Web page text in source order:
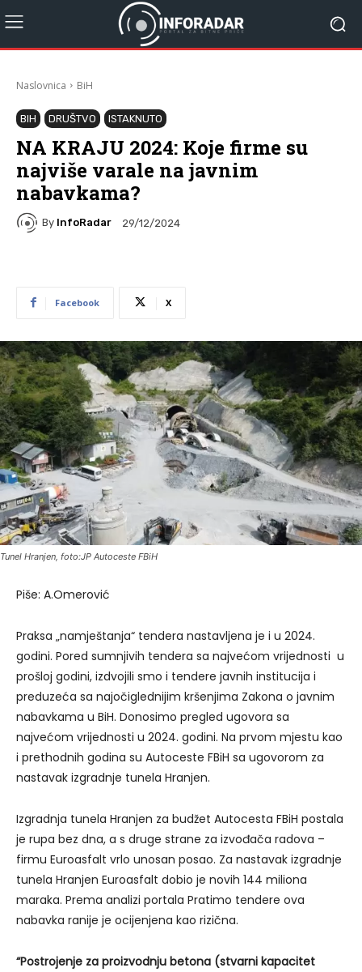
Naslovnica BiH
BIH DRUŠTVO ISTAKNUTO
NA KRAJU 2024: Koje firme su
najviše varale na javnim
nabavkama?
By InfoRadar 29/12/2024
Facebook X
Tunel Hranjen, foto:JP Autoceste FBiH
Piše: A.Omerović
Praksa „namještanja“ tendera nastavljena je i u 2024.
godini. Pored sumnjivih tendera sa najvećom vrijednosti u
prošloj godini, izdvojili smo i tendere javnih institucija i
preduzeća sa najočiglednijim kršenjima Zakona o javnim
nabavkama u BiH. Donosimo pregled ugovora sa
najvećom vrijednosti u 2024. godini. Na prvom mjestu kao
i prethodnih godina su Autoceste FBiH sa ugovorom za
nastavak izgradnje tunela Hranjen.
Izgradnja tunela Hranjen za budžet Autocesta FBiH postala
je rupa bez dna, a s druge strane za izvođača radova –
firmu Euroasfalt vrlo unosan posao. Za nastavak izgradnje
tunela Hranjen Euroasfalt dobio je novih 144 miliona
maraka. Prema analizi portala Pratimo tendere ova
nabavka ranije je ocijenjena kao rizična.
“Postrojenje za proizvodnju betona (stvarni kapacitet